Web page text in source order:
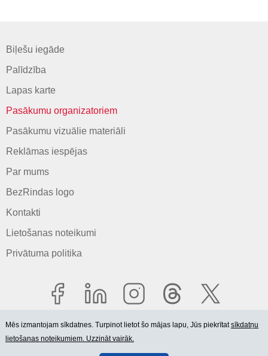
Biļešu iegāde
Palīdzība
Lapas karte
Pasākumu organizatoriem
Pasākumu vizuālie materiāli
Reklāmas iespējas
Par mums
BezRindas logo
Kontakti
Lietošanas noteikumi
Privātuma politika
© 2006-2026 SIA "BEZRINDAS.LV".
Mēs izmantojam sīkdatnes. Turpinot lietot šo mājas lapu, Jūs piekrītatsīkdatņu
lietošanas noteikumiem. Uzzināt vairāk.